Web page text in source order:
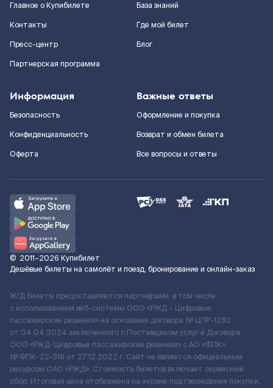
Главное о Купибилете
Контакты
Пресс-центр
Партнерская программа
База знаний
Где мой билет
Блог
Информация
Безопасность
Конфиденциальность
Оферта
Важные ответы
Оформление и покупка
Возврат и обмен билета
Все вопросы и ответы
© 2011–2026 Купибилет
Дешёвые билеты на самолёт и поезд, бронирование и онлайн-заказ
Ж/Д билеты предоставляются партнёрами, в том числе
с использованием веб-системы ООО «РЖД – Цифровые
пассажирские решения» на основании договора № ЦПР-1282
от 04.04.2024 заключенного с Поставщиком услуг и Договора
ООО «РЖД-Цифровые пассажирские решения» c АО «ФПК»
№ ФПК-22-316 от 27.12.2022 г. Сайт не является официальным
ресурсом ОАО «РЖД». Стоимость билетов включает сервисный
сбор. Итоговая цена отображена на экране подтверждения покупки.